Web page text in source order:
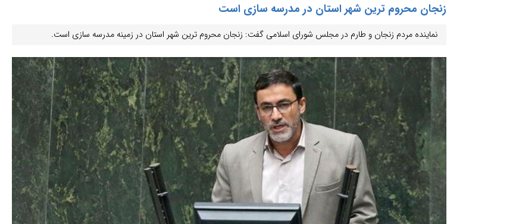
زنجان محروم ترین شهر استان در مدرسه سازی است
نماینده مردم زنجان و طارم در مجلس شورای اسلامی گفت: زنجان محروم ترین شهر استان در زمینه مدرسه سازی است.